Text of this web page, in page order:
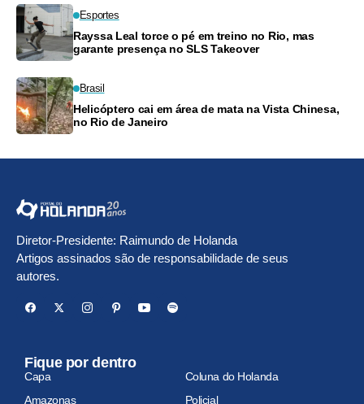
Esportes
Rayssa Leal torce o pé em treino no Rio, mas
garante presença no SLS Takeover
Brasil
Helicóptero cai em área de mata na Vista Chinesa,
no Rio de Janeiro
Diretor-Presidente: Raimundo de Holanda
Artigos assinados são de responsabilidade de seus
autores.
Fique por dentro
Capa
Coluna do Holanda
Amazonas
Policial